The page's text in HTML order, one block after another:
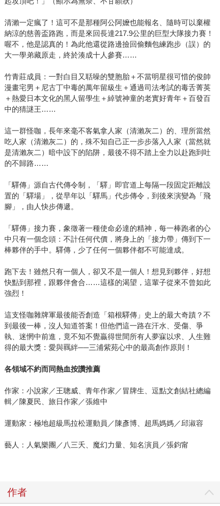
清瀨一定瘋了！這可不是那種阿公阿嬤也能報名、隨時可以棄權
納涼的慈善盃路跑，而是來回長達217.9公里的巨型大隊接力賽！
喔不，他是認真的！為此他還從路邊撿回偷麵包練跑步（誤）的
大一學弟藏原走，終於湊成十人參賽……
竹青莊成員：一對白目又聒噪的雙胞胎＋不當明星很可惜的俊帥
漫畫宅男＋尼古丁中毒的萬年留級生＋通過司法考試的毒舌菁英
＋熱愛日本文化的黑人留學生＋綽號神童的老實好青年＋百發百
中的猜謎王……
這一群怪咖，長年來毫不客氣拿人家（清瀨灰二）的、理所當然
吃人家（清瀨灰二）的，殊不知自己正一步步落入人家（當然就
是清瀨灰二）暗中設下的陷阱，最後不得不踏上全力以赴跑到吐
的不歸路……
「驛傳」源自古代傳令制，「驛」即官道上每隔一段固定距離設
置的「驛場」，從早年以「驛馬」代步傳令，到後來演變為「飛
腳」，由人快步傳遞。
「驛傳」接力賽，象徵著一種使命必達的精神，每一棒跑者的心
中只有一個念頭：不計任何代價，將身上的「接力帶」傳到下一
棒夥伴的手中。驛傳，少了任何一個夥伴都不可能達成。
跑下去！雖然只有一個人，卻又不是一個人！想見到夥伴，好想
快點到那裡，跟夥伴會合……這樣的渴望，這輩子從來不曾如此
強烈！
這支怪咖雜牌軍最後能否創造「箱根驛傳」史上的最大奇蹟？不
到最後一棒，沒人知道答案！但他們這一路在汗水、受傷、爭
執、迷惘中前進，竟不知不覺贏得世間所有人夢寐以求、人生難
得的最大獎：愛與羈絆──三浦紫苑心中的最高創作原則！
各領域不約而同熱血按讚推薦
作家：小說家／王聰威、青年作家／冒牌生、逗點文創結社總編
輯／陳夏民、旅日作家／張維中
運動家：極地超級馬拉松運動員／陳彥博、超馬媽媽／邱淑容
藝人：人氣樂團／八三夭、魔幻力量、知名演員／張鈞甯
作者